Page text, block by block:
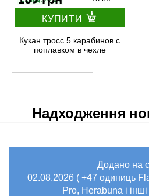
КУПИТИ
Кукан тросс 5 карабинов с
поплавком в чехле
Надходження
Додано на
02.08.2026 ( +47 одиниць
Pro, Herabuna і